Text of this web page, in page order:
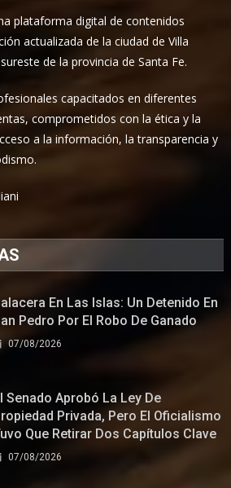
plataforma digital de contenidos
actualizada de la ciudad de Villa
de la provincia de Santa Fe.
capacitados en diferentes
comprometidos con la ética y la
a la información, la transparencia y
En Las Islas: Un Detenido En
Pedro Por El Robo De Ganado
07/08/2026
Senado Aprobó La Ley De
Privada, Pero El Oficialismo
Que Retirar Dos Capítulos Clave
07/08/2026